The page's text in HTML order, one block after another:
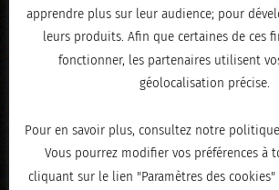
« PRÉCÉDENT
apprendre plus sur leur audience; pour
leurs produits. Afin que certaines de ces
fonctionner, les partenaires utilisent
géolocalisation précise.
Pour en savoir plus, consultez notre
Vous pourrez modifier vos préférences à
cliquant sur le lien "Paramètres des cookies"